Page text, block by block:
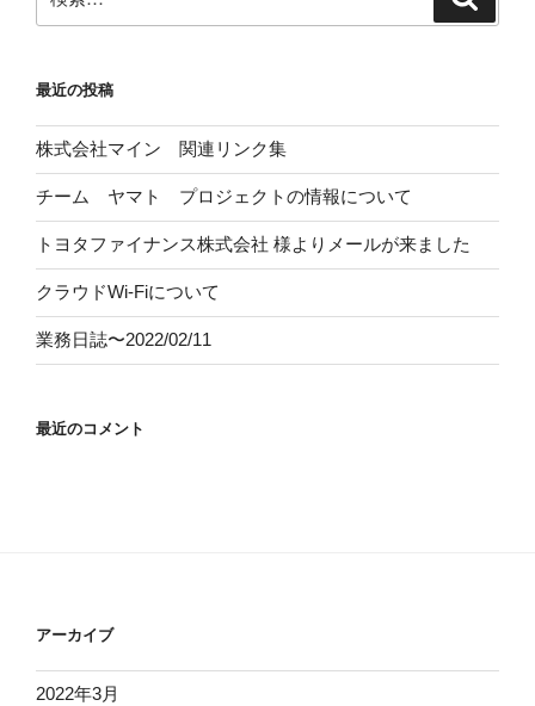
索:
最近の投稿
株式会社マイン 関連リンク集
チーム ヤマト プロジェクトの情報について
トヨタファイナンス株式会社 様よりメールが来ました
クラウドWi-Fiについて
業務日誌〜2022/02/11
最近のコメント
アーカイブ
2022年3月